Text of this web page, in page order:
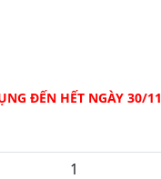
ĐẾN HẾT NGÀY 30/11